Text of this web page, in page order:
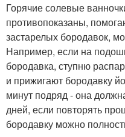
Горячие солевые
противопоказаны,
застарелых бородавок,
Например, если на
бородавка, ступню
и прижигают бородавку
минут подряд - она
дней, если повторять
бородавку можно